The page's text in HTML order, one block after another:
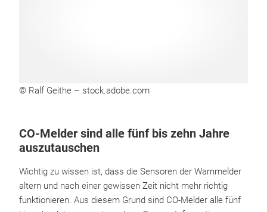
© Ralf Geithe – stock.adobe.com
CO-Melder sind alle fünf bis zehn Jahre
auszutauschen
Wichtig zu wissen ist, dass die Sensoren der Warnmelder
altern und nach einer gewissen Zeit nicht mehr richtig
funktionieren. Aus diesem Grund sind CO-Melder alle fünf